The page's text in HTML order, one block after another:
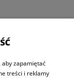
aby zapamiętać
treści i reklamy